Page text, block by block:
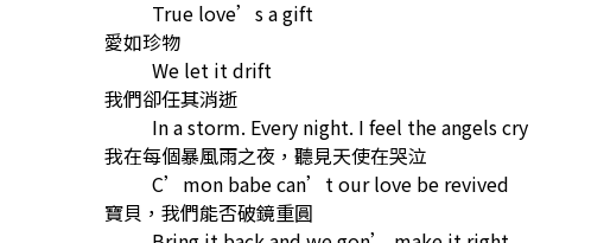
True love’s a gift
愛如珍物
We let it drift
我們卻任其消逝
In a storm. Every night. I feel the angels cry
我在每個暴風雨之夜，聽見天使在哭泣
C’mon babe can’t our love be revived
寶貝，我們能否破鏡重圓